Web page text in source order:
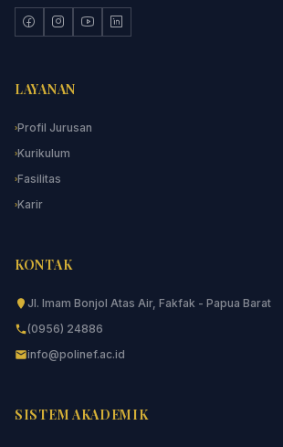
LAYANAN
›Profil Jurusan
›Kurikulum
›Fasilitas
›Karir
KONTAK
Jl. Imam Bonjol Atas Air, Fakfak - Papua Barat
(0956) 24886
info@polinef.ac.id
SISTEM AKADEMIK